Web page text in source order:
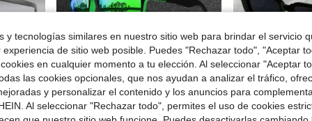
y tecnologías similares en nuestro sitio web para brindar el servicio
de sitio web posible. Puedes "Rechazar todo", "Aceptar
en cualquier momento a tu elección. Al seleccionar "Aceptar
las cookies opcionales, que nos ayudan a analizar el tráfico,
y personalizar el contenido y los anuncios para
Al seleccionar "Rechazar todo", permites el uso de cookies